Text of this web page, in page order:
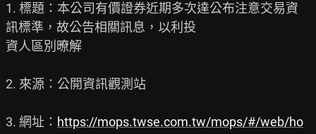
1. 標題：本公司有價證券近期多次達公布注意交易資
訊標準，故公告相關訊息，以利投
資人區別暸解
2. 來源：公開資訊觀測站
3. 網址： https://mops.twse.com.tw/mops/#/web/ho